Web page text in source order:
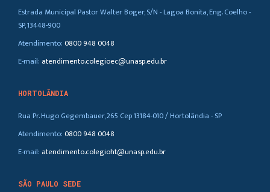
Estrada Municipal Pastor Walter Boger, S/N - Lagoa Bonita, Eng. Coelho -
SP, 13448-900
Atendimento:0800 948 0048
E-mail: atendimento.colegioec@unasp.edu.br
HORTOLÂNDIA
Rua Pr. Hugo Gegembauer, 265 Cep 13184-010 / Hortolândia - SP
Atendimento:0800 948 0048
E-mail: atendimento.colegioht@unasp.edu.br
SÃO PAULO SEDE